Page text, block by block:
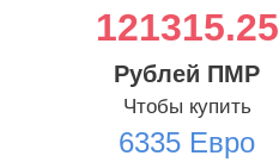
121315.25
Рублей ПМР
Чтобы купить
6335 Евро